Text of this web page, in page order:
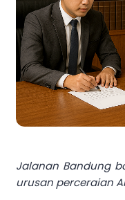
Jalanan Bandung
urusan perceraian